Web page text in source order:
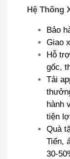
Hệ Thống
Bảo
Giao
Hỗ
gốc,
Tải
hành
tiện
Quà
Tiến,
30-